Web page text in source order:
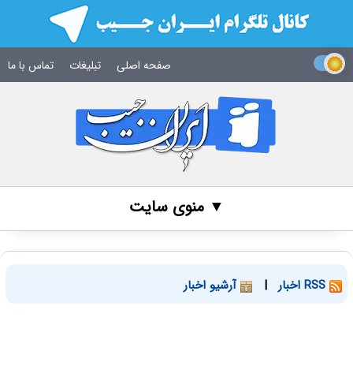
صفحه اصلی تبلیغات تماس با ما
▼ منوی سایت
| آرشیو اخبار